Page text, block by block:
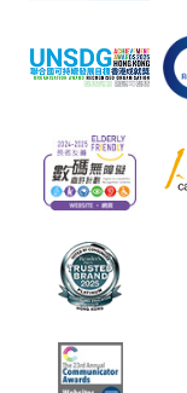
请一经批准，
学院对邮递失
若学员有意申
上足够邮资的
每张收据申请
港大学专业进